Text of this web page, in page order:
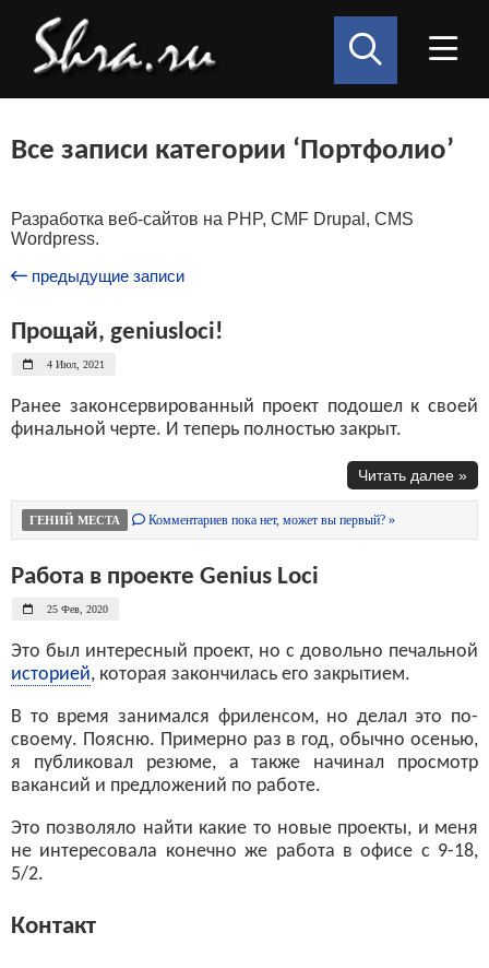
Все записи категории ‘Портфолио’
Разработка веб-сайтов на PHP, CMF Drupal, CMS
Wordpress.
предыдущие записи
Прощай, geniusloci!
4 Июл, 2021
Ранее законсервированный проект подошел к своей
финальной черте. И теперь полностью закрыт.
Читать далее »
ГЕНИЙ МЕСТА Комментариев пока нет, может вы первый? »
Работа в проекте Genius Loci
25 Фев, 2020
Это был интересный проект, но с довольно печальной
историей, которая закончилась его закрытием.
В то время занимался фриленсом, но делал это по-
своему. Поясню. Примерно раз в год, обычно осенью,
я публиковал резюме, а также начинал просмотр
вакансий и предложений по работе.
Это позволяло найти какие то новые проекты, и меня
не интересовала конечно же работа в офисе с 9-18,
5/2.
Контакт